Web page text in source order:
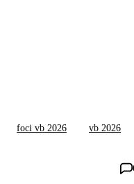
foci vb 2026 vb 2026